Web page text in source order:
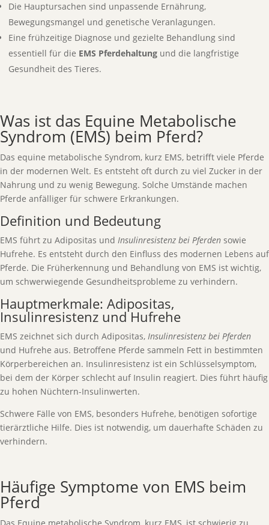
Die Hauptursachen sind unpassende Ernährung,
Bewegungsmangel und genetische Veranlagungen.
Eine frühzeitige Diagnose und gezielte Behandlung sind
essentiell für die EMS Pferdehaltung und die langfristige
Gesundheit des Tieres.
Was ist das Equine Metabolische
Syndrom (EMS) beim Pferd?
Das equine metabolische Syndrom, kurz EMS, betrifft viele Pferde
in der modernen Welt. Es entsteht oft durch zu viel Zucker in der
Nahrung und zu wenig Bewegung. Solche Umstände machen
Pferde anfälliger für schwere Erkrankungen.
Definition und Bedeutung
EMS führt zu Adipositas und Insulinresistenz bei Pferden sowie
Hufrehe. Es entsteht durch den Einfluss des modernen Lebens auf
Pferde. Die Früherkennung und Behandlung von EMS ist wichtig,
um schwerwiegende Gesundheitsprobleme zu verhindern.
Hauptmerkmale: Adipositas,
Insulinresistenz und Hufrehe
EMS zeichnet sich durch Adipositas, Insulinresistenz bei Pferden
und Hufrehe aus. Betroffene Pferde sammeln Fett in bestimmten
Körperbereichen an. Insulinresistenz ist ein Schlüsselsymptom,
bei dem der Körper schlecht auf Insulin reagiert. Dies führt häufig
zu hohen Nüchtern-Insulinwerten.
Schwere Fälle von EMS, besonders Hufrehe, benötigen sofortige
tierärztliche Hilfe. Dies ist notwendig, um dauerhafte Schäden zu
verhindern.
Häufige Symptome von EMS beim
Pferd